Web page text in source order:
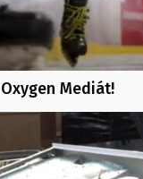
Mediát!